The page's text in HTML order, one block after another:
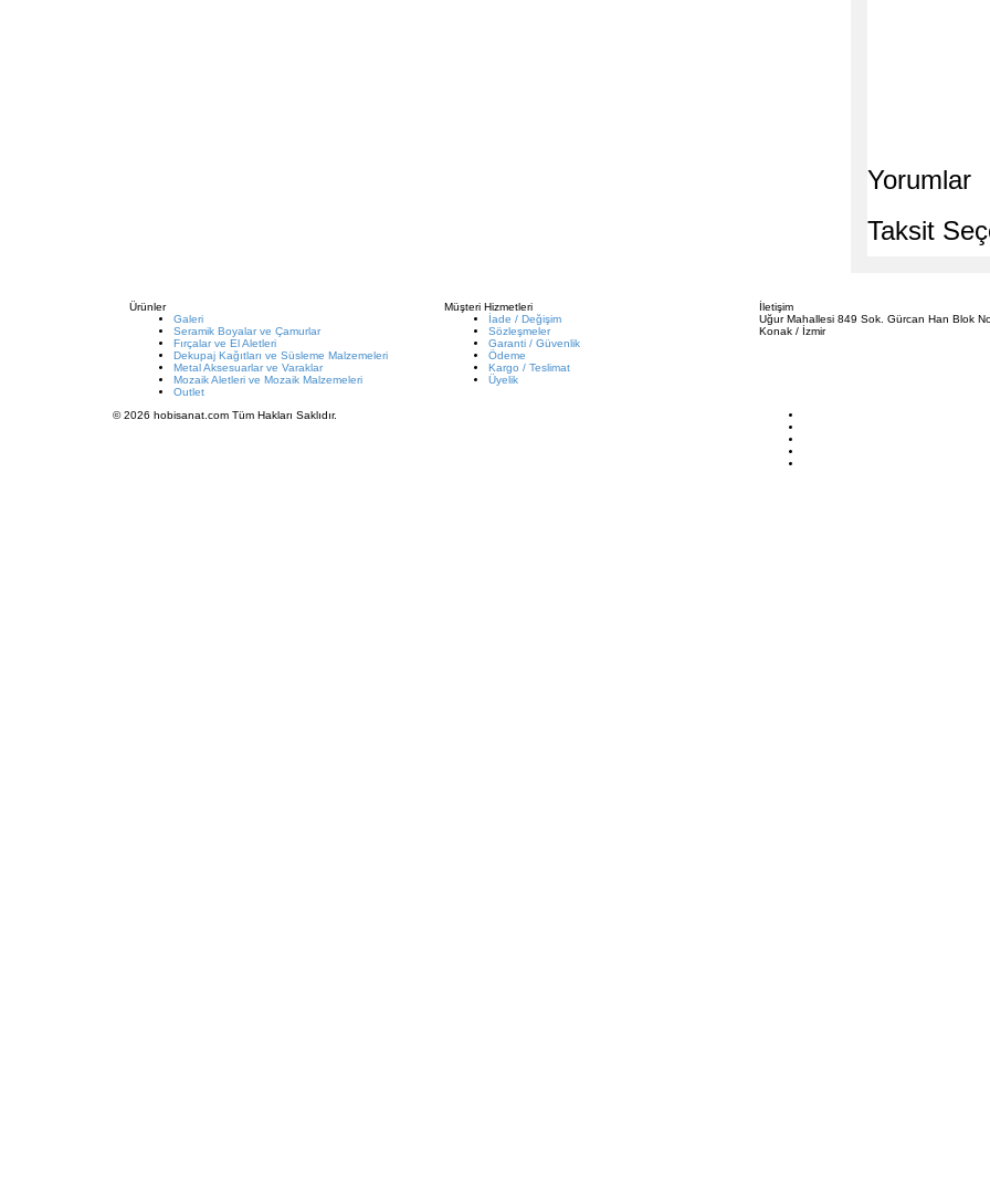
Yorumlar
Taksit
Ürünler
Galeri
Seramik Boyalar ve Çamurlar
Fırçalar ve El Aletleri
Dekupaj Kağıtları ve Süsleme Malzemeleri
Metal Aksesuarlar ve Varaklar
Mozaik Aletleri ve Mozaik Malzemeleri
Outlet
Müşteri Hizmetleri
İade / Değişim
Sözleşmeler
Garanti / Güvenlik
Ödeme
Kargo / Teslimat
Üyelik
İletişim
Uğur Mahallesi 849 Sok. Gürcan Han Blok
Konak / İzmir
© 2026 hobisanat.com Tüm Hakları Saklıdır.